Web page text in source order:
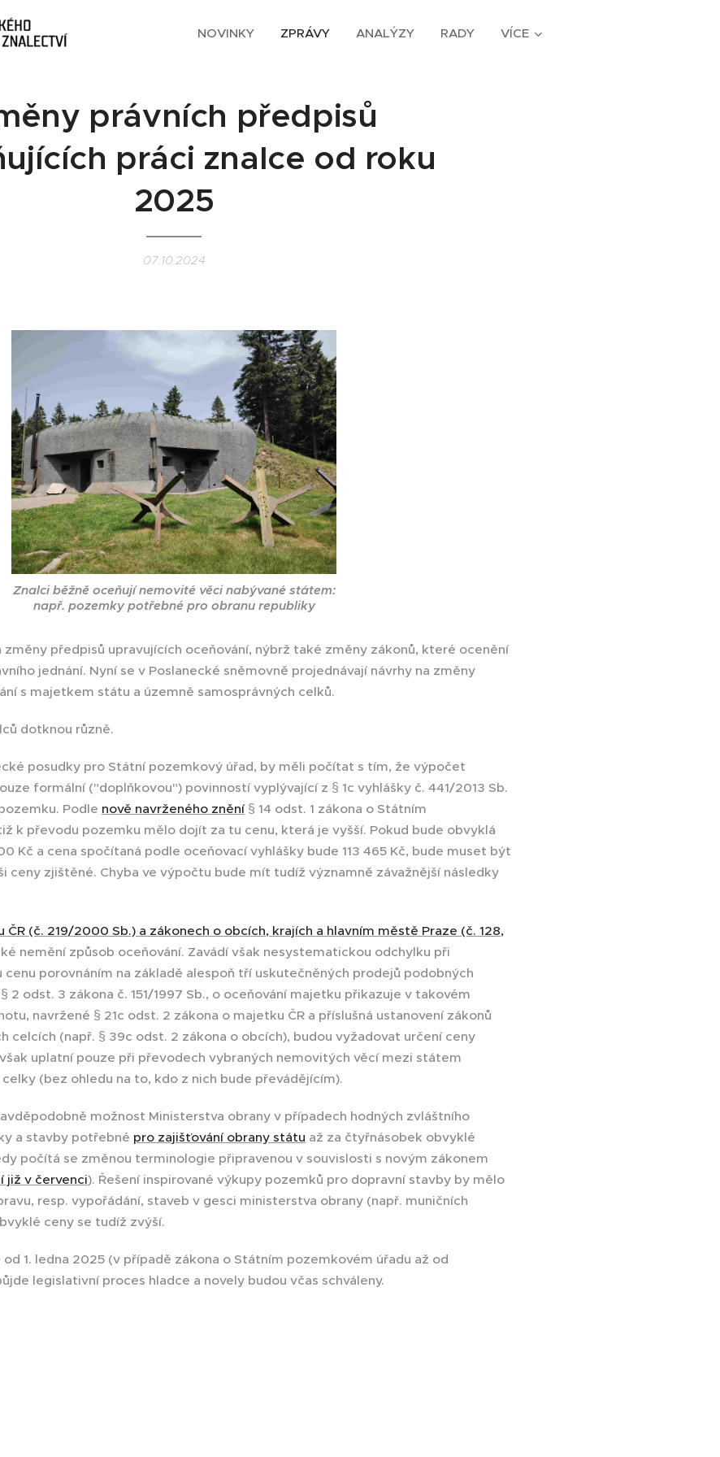
NOVINKY ZPRÁVY ANALÝZY RADY VÍCE
právních předpisů
práci znalce od roku
2025
07.10.2024
Znalci běžně oceňují nemovité věci nabývané státem:
např. pozemky potřebné pro obranu republiky
změny předpisů upravujících oceňování, nýbrž také změny zákonů, které ocenění
jednání. Nyní se v Poslanecké sněmovně projednávají návrhy na změny
s majetkem státu a územně samosprávných celků.
dotknou různě.
posudky pro Státní pozemkový úřad, by měli počítat s tím, že výpočet
formální ("doplňkovou") povinností vyplývající z § 1c vyhlášky č. 441/2013 Sb.
Podle nově navrženého znění§ 14 odst. 1 zákona o Státním
k převodu pozemku mělo dojít za tu cenu, která je vyšší. Pokud bude obvyklá
Kč a cena spočítaná podle oceňovací vyhlášky bude 113 465 Kč, bude muset být
ceny zjištěné. Chyba ve výpočtu bude mít tudíž významně závažnější následky
ČR (č. 219/2000 Sb.) a zákonech o obcích, krajích a hlavním městě Praze (č. 128,
nemění způsob oceňování. Zavádí však nesystematickou odchylku při
porovnáním na základě alespoň tří uskutečněných prodejů podobných
2 odst. 3 zákona č. 151/1997 Sb., o oceňování majetku přikazuje v takovém
navržené § 21c odst. 2 zákona o majetku ČR a příslušná ustanovení zákonů
celcích (např. § 39c odst. 2 zákona o obcích), budou vyžadovat určení ceny
uplatní pouze při převodech vybraných nemovitých věcí mezi státem
(bez ohledu na to, kdo z nich bude převádějícím).
možnost Ministerstva obrany v případech hodných zvláštního
a stavby potřebné pro zajišťování obrany státu až za čtyřnásobek obvyklé
počítá se změnou terminologie připravenou v souvislosti s novým zákonem
již v červenci). Řešení inspirované výkupy pozemků pro dopravní stavby by mělo
resp. vypořádání, staveb v gesci ministerstva obrany (např. muničních
ceny se tudíž zvýší.
1. ledna 2025 (v případě zákona o Státním pozemkovém úřadu až od
legislativní proces hladce a novely budou včas schváleny.